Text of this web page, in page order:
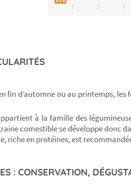
fin d’automne ou au printemps,
à la famille des
comestible se développe donc
riche en protéines, est
: CONSERVATION,